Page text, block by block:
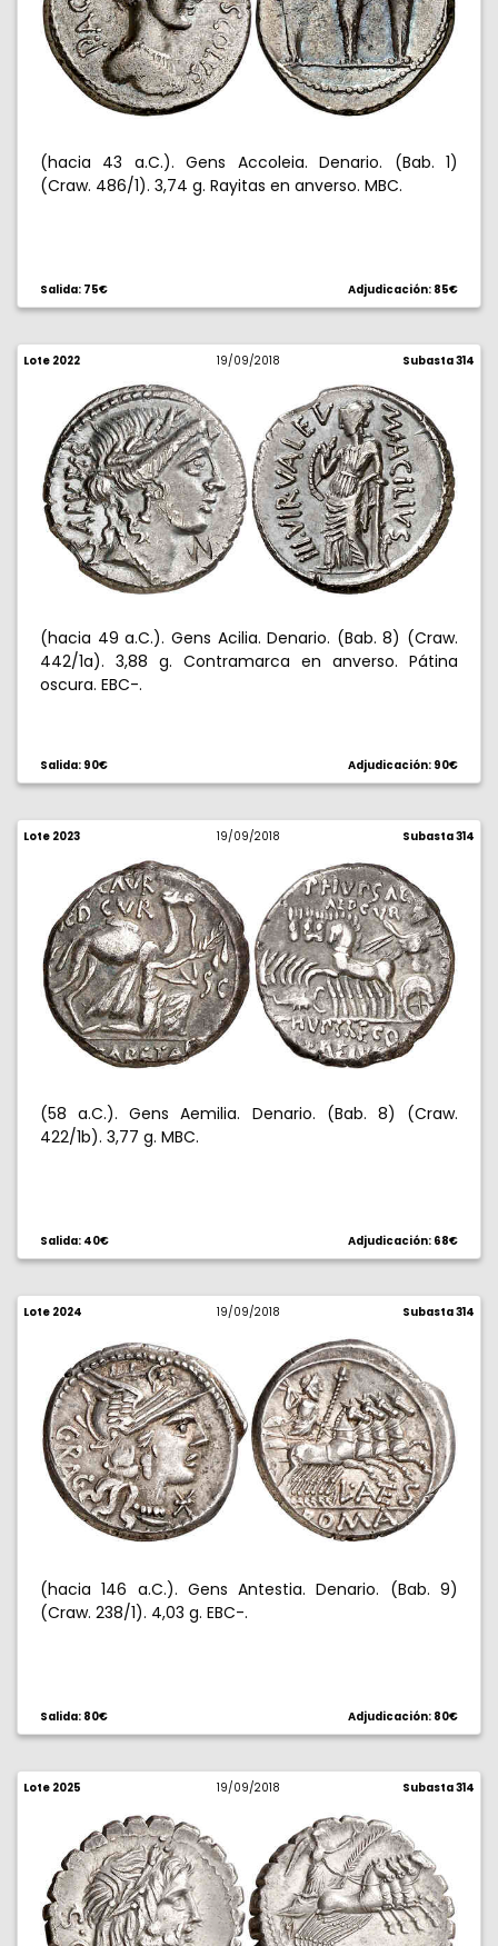
(hacia 43 a.C.). Gens Accoleia. Denario. (Bab. 1)
(Craw. 486/1). 3,74 g. Rayitas en anverso. MBC.
Salida: 75€ Adjudicación: 85€
Lote 2022 19/09/2018 Subasta 314
(hacia 49 a.C.). Gens Acilia. Denario. (Bab. 8) (Craw.
442/1a). 3,88 g. Contramarca en anverso. Pátina
oscura. EBC-.
Salida: 90€ Adjudicación: 90€
Lote 2023 19/09/2018 Subasta 314
(58 a.C.). Gens Aemilia. Denario. (Bab. 8) (Craw.
422/1b). 3,77 g. MBC.
Salida: 40€ Adjudicación: 68€
Lote 2024 19/09/2018 Subasta 314
(hacia 146 a.C.). Gens Antestia. Denario. (Bab. 9)
(Craw. 238/1). 4,03 g. EBC-.
Salida: 80€ Adjudicación: 80€
Lote 2025 19/09/2018 Subasta 314